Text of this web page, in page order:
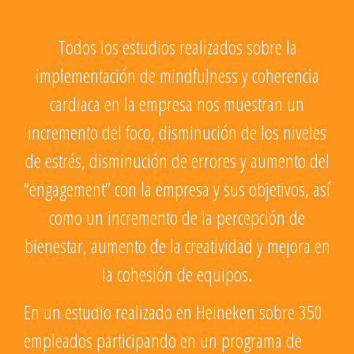
Todos los estudios realizados sobre la
implementación de mindfulness y coherencia
cardiaca en la empresa nos muestran un
incremento del foco, disminución de los niveles
de estrés, disminución de errores y aumento del
“engagement” con la empresa y sus objetivos, así
como un incremento de la percepción de
bienestar, aumento de la creatividad y mejora en
la cohesión de equipos.
En un estudio realizado en Heineken sobre 350
empleados participando en un programa de